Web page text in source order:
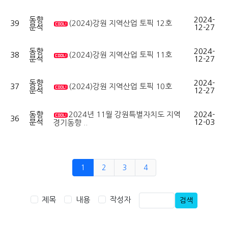
39
동향
분석
(2024)강원 지역산업 토픽 12호
2024-
12-27
38
동향
분석
(2024)강원 지역산업 토픽 11호
2024-
12-27
37
동향
분석
(2024)강원 지역산업 토픽 10호
2024-
12-27
36
동향
분석
2024년 11월 강원특별자치도 지역
경기동향 ..
2024-
12-03
1 2 3 4
제목 내용 작성자 검색